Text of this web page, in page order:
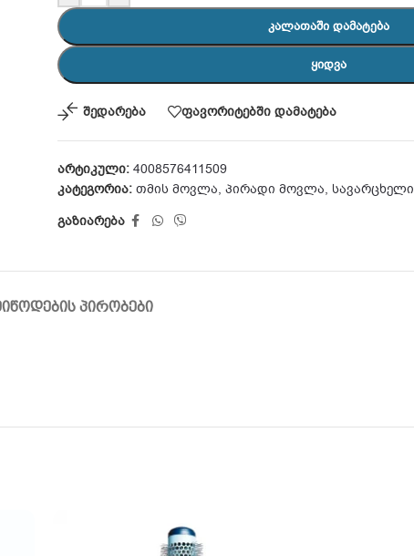
ᲙᲐᲚᲐᲗᲐᲨᲘ ᲓᲐᲛᲐᲢᲔᲑᲐ
ᲧᲘᲓᲕᲐ
შედარება ფავორიტებში დამატება
არტიკული: 4008576411509
კატეგორია: თმის მოვლა, პირადი მოვლა, სავარცხელი
გაზიარება
ᲞᲘᲠᲝᲑᲔᲑᲘ